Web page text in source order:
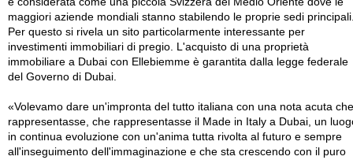
maggiori aziende mondiali stanno stabilendo le proprie sedi
Per questo si rivela un sito particolarmente interessante per
investimenti immobiliari di pregio. L'acquisto di una proprietà
immobiliare a Dubai con Ellebiemme è garantita dalla legge federale
del Governo di Dubai.
«Volevamo dare un'impronta del tutto italiana con una nota acuta
rappresentasse, che rappresentasse il Made in Italy a Dubai, un
in continua evoluzione con un'anima tutta rivolta al futuro e sempre
all'inseguimento dell'immaginazione e che sta crescendo con il puro